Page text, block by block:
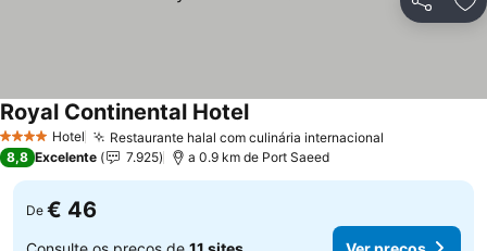
Partilhar
4 EstrelasHotel Restaurante halal com culinária internacional
Royal Continental Hotel
8,8 Excelente 7.925 a 0.9 km de Port Saeed
De € 46